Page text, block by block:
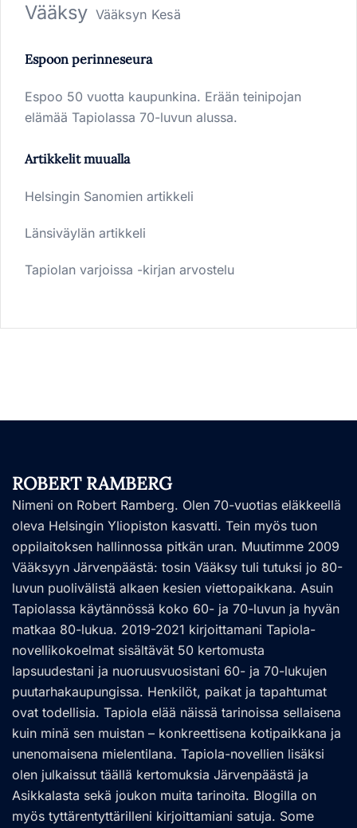
Vääksy Vääksyn Kesä
Espoon perinneseura
Espoo 50 vuotta kaupunkina. Erään teinipojan
elämää Tapiolassa 70-luvun alussa.
Artikkelit muualla
Helsingin Sanomien artikkeli
Länsiväylän artikkeli
Tapiolan varjoissa -kirjan arvostelu
ROBERT RAMBERG
Nimeni on Robert Ramberg. Olen 70-vuotias eläkkeellä
oleva Helsingin Yliopiston kasvatti. Tein myös tuon
oppilaitoksen hallinnossa pitkän uran. Muutimme 2009
Vääksyyn Järvenpäästä: tosin Vääksy tuli tutuksi jo 80-
luvun puolivälistä alkaen kesien viettopaikkana. Asuin
Tapiolassa käytännössä koko 60- ja 70-luvun ja hyvän
matkaa 80-lukua. 2019-2021 kirjoittamani Tapiola-
novellikokoelmat sisältävät 50 kertomusta
lapsuudestani ja nuoruusvuosistani 60- ja 70-lukujen
puutarhakaupungissa. Henkilöt, paikat ja tapahtumat
ovat todellisia. Tapiola elää näissä tarinoissa sellaisena
kuin minä sen muistan – konkreettisena kotipaikkana ja
unenomaisena mielentilana. Tapiola-novellien lisäksi
olen julkaissut täällä kertomuksia Järvenpäästä ja
Asikkalasta sekä joukon muita tarinoita. Blogilla on
myös tyttärentyttärilleni kirjoittamiani satuja. Some